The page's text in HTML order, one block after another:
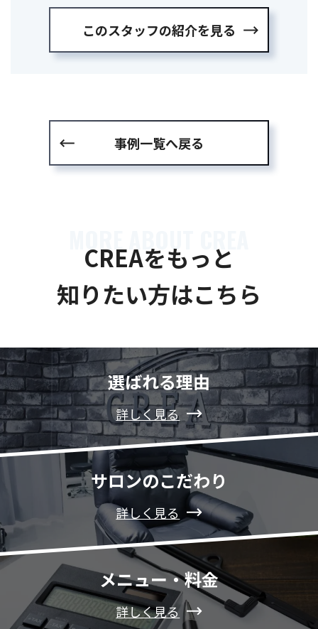
このスタッフの紹介を見る
事例一覧へ戻る
MORE ABOUT CREA
CREAをもっと
知りたい方はこちら
選ばれる理由
詳しく見る
サロンのこだわり
詳しく見る
メニュー・料金
詳しく見る